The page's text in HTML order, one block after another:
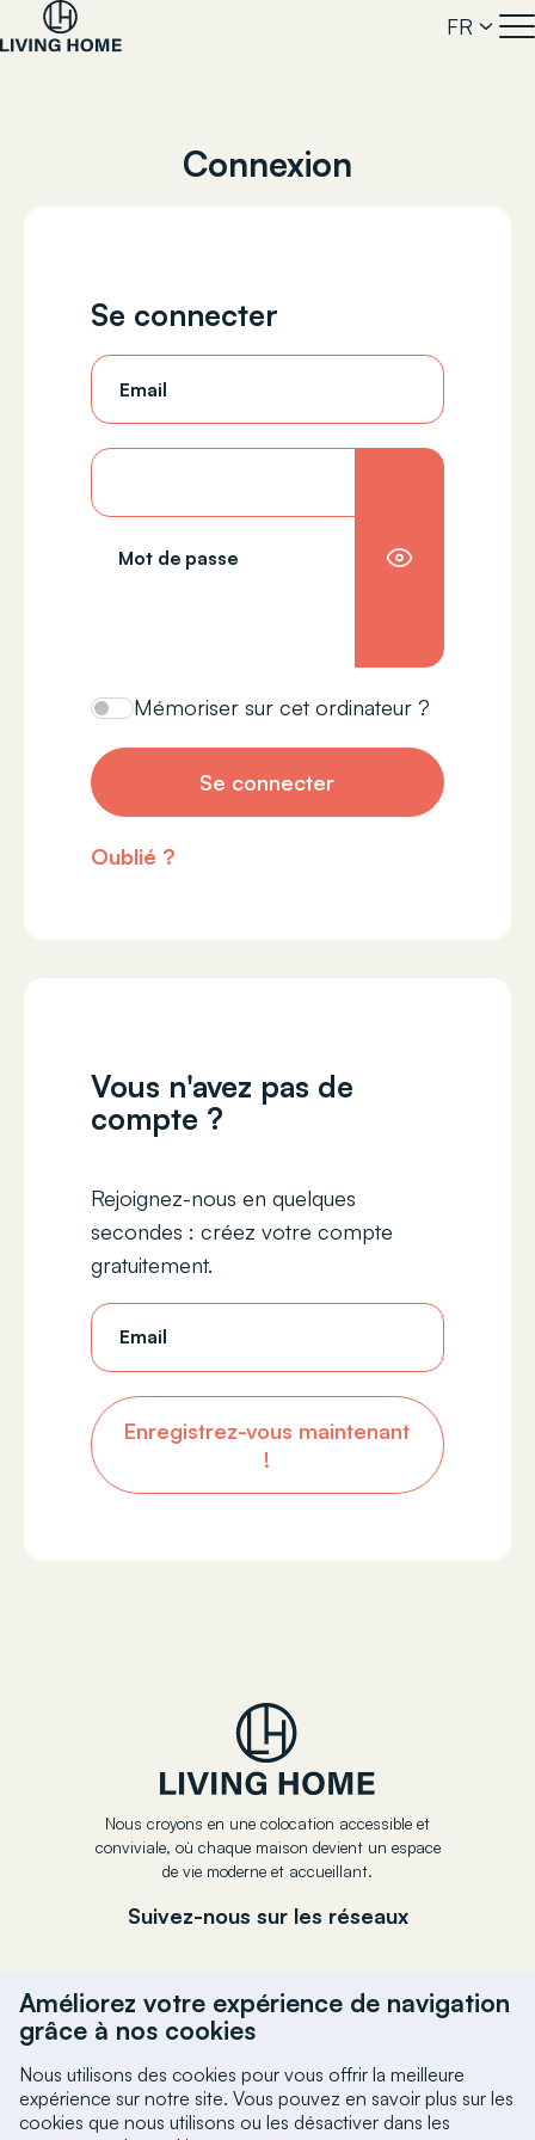
FR
Connexion
Se connecter
Email
Mot de passe
Mémoriser sur cet ordinateur ?
Se connecter
Oublié ?
Vous n'avez pas de
compte ?
Rejoignez-nous en quelques
secondes : créez votre compte
gratuitement.
Email
Enregistrez-vous maintenant
!
Nous croyons en une colocation accessible et
conviviale, où chaque maison devient un espace
de vie moderne et accueillant.
Suivez-nous sur les réseaux
Améliorez votre expérience de navigation
grâce à nos cookies
Nous utilisons des cookies pour vous offrir la meilleure
expérience sur notre site. Vous pouvez en savoir plus sur les
cookies que nous utilisons ou les désactiver dans les